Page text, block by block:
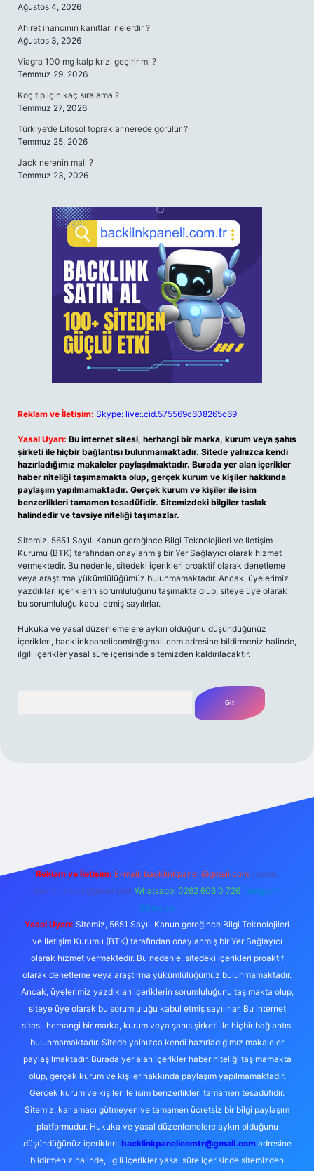
Ağustos 4, 2026
Ahiret inancının kanıtları nelerdir ?
Ağustos 3, 2026
Viagra 100 mg kalp krizi geçirir mi ?
Temmuz 29, 2026
Koç tıp için kaç sıralama ?
Temmuz 27, 2026
Türkiye’de Litosol topraklar nerede görülür ?
Temmuz 25, 2026
Jack nerenin malı ?
Temmuz 23, 2026
Reklam ve İletişim: Skype: live:.cid.575569c608265c69
Yasal Uyarı: Bu internet sitesi, herhangi bir marka, kurum veya şahıs
şirketi ile hiçbir bağlantısı bulunmamaktadır. Sitede yalnızca kendi
hazırladığımız makaleler paylaşılmaktadır. Burada yer alan içerikler
haber niteliği taşımamakta olup, gerçek kurum ve kişiler hakkında
paylaşım yapılmamaktadır. Gerçek kurum ve kişiler ile isim
benzerlikleri tamamen tesadüfidir. Sitemizdeki bilgiler taslak
halindedir ve tavsiye niteliği taşımazlar.
Sitemiz, 5651 Sayılı Kanun gereğince Bilgi Teknolojileri ve İletişim
Kurumu (BTK) tarafından onaylanmış bir Yer Sağlayıcı olarak hizmet
vermektedir. Bu nedenle, sitedeki içerikleri proaktif olarak denetleme
veya araştırma yükümlülüğümüz bulunmamaktadır. Ancak, üyelerimiz
yazdıkları içeriklerin sorumluluğunu taşımakta olup, siteye üye olarak
bu sorumluluğu kabul etmiş sayılırlar.
Hukuka ve yasal düzenlemelere aykırı olduğunu düşündüğünüz
içerikleri, backlinkpanelicomtr@gmail.com adresine bildirmeniz halinde,
ilgili içerikler yasal süre içerisinde sitemizden kaldırılacaktır.
Reklam ve İletişim: E-mail: backlinkpaneli@gmail.com Teams:
forumhizmeti@gmail.com Whatsapp: 0262 606 0 726 Telegram:
@karabul
Yasal Uyarı: Sitemiz, 5651 Sayılı Kanun gereğince Bilgi Teknolojileri
ve İletişim Kurumu (BTK) tarafından onaylanmış bir Yer Sağlayıcı
olarak hizmet vermektedir. Bu nedenle, sitedeki içerikleri proaktif
olarak denetleme veya araştırma yükümlülüğümüz bulunmamaktadır.
Ancak, üyelerimiz yazdıkları içeriklerin sorumluluğunu taşımakta olup,
siteye üye olarak bu sorumluluğu kabul etmiş sayılırlar. Bu internet
sitesi, herhangi bir marka, kurum veya şahıs şirketi ile hiçbir bağlantısı
bulunmamaktadır. Sitede yalnızca kendi hazırladığımız makaleler
paylaşılmaktadır. Burada yer alan içerikler haber niteliği taşımamakta
olup, gerçek kurum ve kişiler hakkında paylaşım yapılmamaktadır.
Gerçek kurum ve kişiler ile isim benzerlikleri tamamen tesadüfidir.
Sitemiz, kar amacı gütmeyen ve tamamen ücretsiz bir bilgi paylaşım
platformudur. Hukuka ve yasal düzenlemelere aykırı olduğunu
düşündüğünüz içerikleri, backlinkpanelicomtr@gmail.comadresine
bildirmeniz halinde, ilgili içerikler yasal süre içerisinde sitemizden